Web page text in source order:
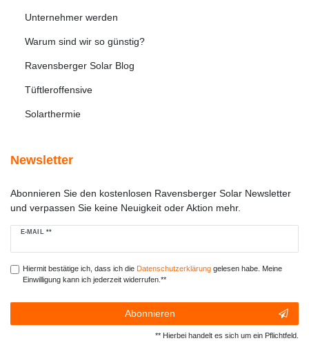
Unternehmer werden
Warum sind wir so günstig?
Ravensberger Solar Blog
Tüftleroffensive
Solarthermie
Newsletter
Abonnieren Sie den kostenlosen Ravensberger Solar Newsletter
und verpassen Sie keine Neuigkeit oder Aktion mehr.
E-MAIL **
Newsletter
Hiermit bestätige ich, dass ich die Daten­schutz­erklärunggelesen habe. Meine
Einwilligung kann ich jederzeit widerrufen.**
Abonnieren
** Hierbei handelt es sich um ein Pflichtfeld.